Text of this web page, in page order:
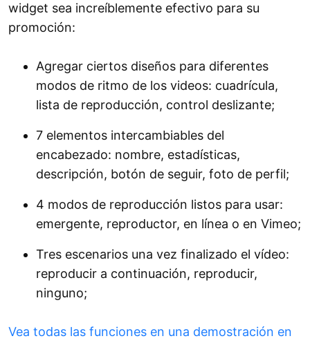
widget sea increíblemente efectivo para su
promoción:
Agregar ciertos diseños para diferentes
modos de ritmo de los videos: cuadrícula,
lista de reproducción, control deslizante;
7 elementos intercambiables del
encabezado: nombre, estadísticas,
descripción, botón de seguir, foto de perfil;
4 modos de reproducción listos para usar:
emergente, reproductor, en línea o en Vimeo;
Tres escenarios una vez finalizado el vídeo:
reproducir a continuación, reproducir,
ninguno;
Vea todas las funciones en una demostración en